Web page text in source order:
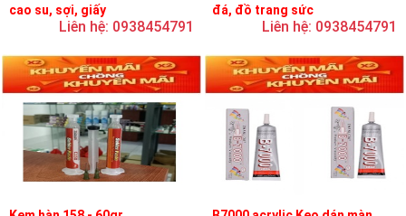
cao su, sợi, giấy
Liên hệ: 0938454791
đá, đồ trang sức
Liên hệ: 0938454791